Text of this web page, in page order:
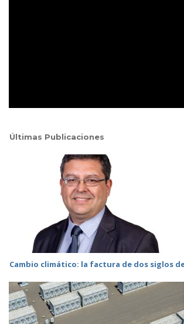
Últimas Publicaciones
Cambio climático: la factura de dos siglos